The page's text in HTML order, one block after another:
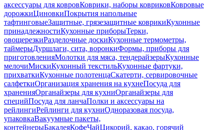
аксессуары для ковровКоврики, наборы ковриковКовровые
дорожкиЦиновкиПокрытия напольные
тафтинговыеЗащитные, грязезащитные коврикиКухонные
принадлежностиКухонные приборыТерки,
овощерезкиРазделочные доскиКухонные термометры,
таймерыДуршлаги, сита, воронкиФормы, приборы для
приготовленияМолотки для мяса, тендерайзерыКухонные
мелочиМискиКухонный текстильКухонные фартуки,
прихваткиКухонные полотенцаСкатерти, сервировочные
салфеткиОрганизация хранения на кухнеПосуда для
храненияОрганайзеры для кухниОрганайзеры для
специйПосуда для ланчаПолки и аксессуары на
рейлингиРейлинги для кухниОдноразовая посуда,
упаковкаВакуумные пакеты,
контейнерыБакалеяКофеЧайЦикорий, какао, горячий